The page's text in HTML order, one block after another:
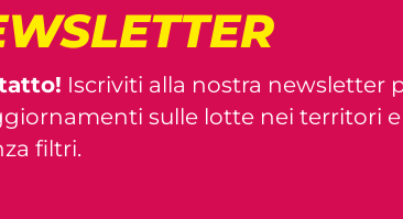
Iscriviti alla nostra newsletter
sulle lotte nei territori
filtri.